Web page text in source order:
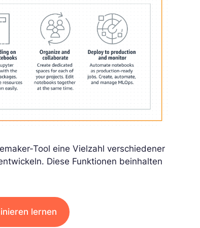
Tool eine Vielzahl verschiedener
Diese Funktionen beinhalten
lernen